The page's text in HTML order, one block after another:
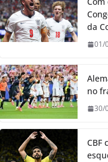
da
01/
no
30/
CBF